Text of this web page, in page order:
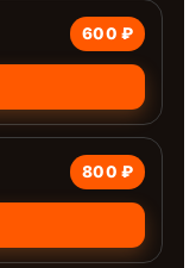
600 ₽
800 ₽